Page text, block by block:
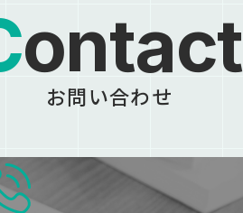
Contact
お問い合わせ